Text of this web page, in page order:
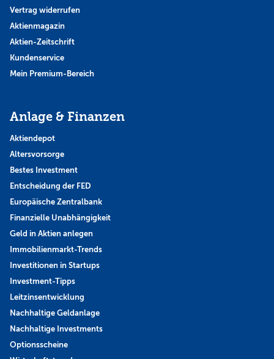
Vertrag widerrufen
Aktienmagazin
Aktien-Zeitschrift
Kundenservice
Mein Premium-Bereich
Anlage & Finanzen
Aktiendepot
Altersvorsorge
Bestes Investment
Entscheidung der FED
Europäische Zentralbank
Finanzielle Unabhängigkeit
Geld in Aktien anlegen
Immobilienmarkt-Trends
Investitionen in Startups
Investment-Tipps
Leitzinsentwicklung
Nachhaltige Geldanlage
Nachhaltige Investments
Optionsscheine